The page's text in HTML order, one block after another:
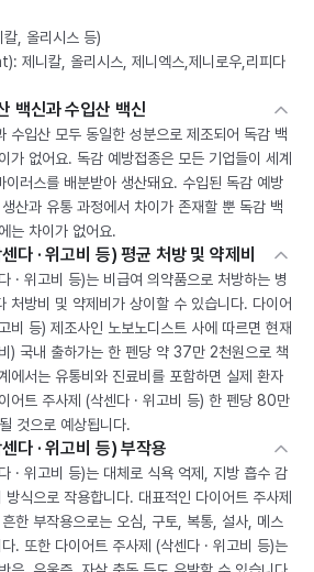
, 올리시스 등)
제니칼, 올리시스, 제니엑스,제니로우,리피다
백신과 수입산 백신
수입산 모두 동일한 성분으로 제조되어 독감 백
가 없어요. 독감 예방접종은 모든 기업들이 세계
이러스를 배분받아 생산돼요. 수입된 독감 예방
산과 유통 과정에서 차이가 존재할 뿐 독감 백
는 차이가 없어요.
다 · 위고비 등) 평균 처방 및 약제비
· 위고비 등)는 비급여 의약품으로 처방하는 병
처방비 및 약제비가 상이할 수 있습니다. 다이어
비 등) 제조사인 노보노디스트 사에 따르면 현재
) 국내 출하가는 한 펜당 약 37만 2천원으로 책
에서는 유통비와 진료비를 포함하면 실제 환자
어트 주사제 (삭센다 · 위고비 등) 한 펜당 80만
것으로 예상됩니다.
다 · 위고비 등) 부작용
· 위고비 등)는 대체로 식욕 억제, 지방 흡수 감
식으로 작용합니다. 대표적인 다이어트 주사제
한 부작용으로는 오심, 구토, 복통, 설사, 메스
. 또한 다이어트 주사제 (삭센다 · 위고비 등)는